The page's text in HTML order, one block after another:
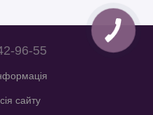
96-55
сайту